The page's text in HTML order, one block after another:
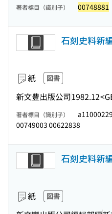
著者標目（識別子） 00748881
石刻史料新
紙 図書
新文豊出版公司1982.12
著者標目（識別子）
00749003 00622838
石刻史料新
紙 図書